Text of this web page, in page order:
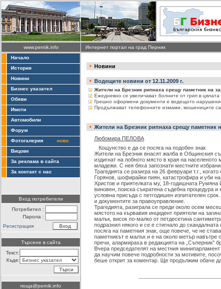
www.pernik.info
Интернет портал на град Перник
Начало
История
Новини
Бизнес указател
Обяви
Имоти
Автомобили
Форум
Фотогалерия
ново
Вицове
За реклама в сайта
За контакт с нас
Вход потребители
Потребител :
Парола :
Регистрация
Търсене в сайта
Текст:
Къде:
поща@pernik.info
Новини
Водещите новини от 12.11.2009 г.
Жители на Брезник рипнаха срещу паметник на
Ежедневно се увеличават болните от грип в
Грешно оформени документи е водещото
Продължават телефонните измами, мошениците са
Жители на Брезник рипнаха срещу паметник
Любомира ПЕЛОВА
Кощунство е да се посяга на подобен знак
Жители на Брезник внасят жалба в Общинския
издигнат на лобното място в края на
младежи. С нея бяха запознати местните
Трагедията се разигра на 26 февруари т.г.,
Горянов, шофирайки пиян, катастрофира и уби
Христов и приятелката му, 18-годишната Румяна
виновен, поиска съкратена съдебна процедура и
условна присъда с петгодишен изпитателен
и документите за правоуправление.
Трагедията, разиграла се преди около осем
мястото на кървавия инцидент приятели на
малък, висок по-малко от петдесетина
подразнил някого и се е стигнало до
посяга на паметния знак, още повече, че не
паметникът е малък и е на около метър навътре
пречи, алармираха в редакцията на „Съперник”
Вчера председателят на местния
да научим повече подробности за мотивите,
беше открит за коментар. Ще продължим обаче